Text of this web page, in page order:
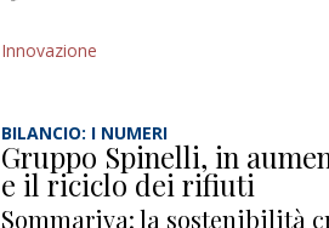
Innovazione
BILANCIO: I NUMERI
Gruppo Spinelli, in
e il riciclo dei rifiuti
Sommariva: la sostenibilità